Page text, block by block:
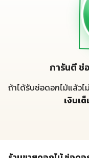
การันตี ช่
ถ้าได้รับช่อดอกไม้แล้ว
เงินเ